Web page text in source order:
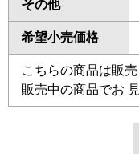
その他
希望小売価格
こちらの商品は販売
販売中の商品でお